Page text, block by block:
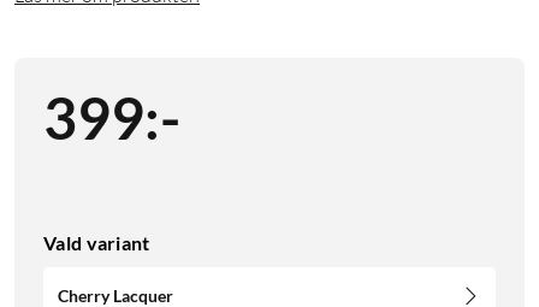
399:-
Vald variant
Cherry Lacquer